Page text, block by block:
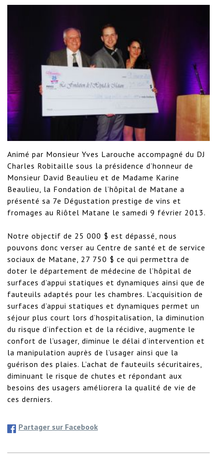
Animé par Monsieur Yves Larouche accompagné du DJ
Charles Robitaille sous la présidence d’honneur de
Monsieur David Beaulieu et de Madame Karine
Beaulieu, la Fondation de l’hôpital de Matane a
présenté sa 7e Dégustation prestige de vins et
fromages au Riôtel Matane le samedi 9 février 2013.
Notre objectif de 25 000 $ est dépassé, nous
pouvons donc verser au Centre de santé et de service
sociaux de Matane, 27 750 $ ce qui permettra de
doter le département de médecine de l’hôpital de
surfaces d’appui statiques et dynamiques ainsi que de
fauteuils adaptés pour les chambres. L’acquisition de
surfaces d’appui statiques et dynamiques permet un
séjour plus court lors d’hospitalisation, la diminution
du risque d’infection et de la récidive, augmente le
confort de l’usager, diminue le délai d’intervention et
la manipulation auprès de l’usager ainsi que la
guérison des plaies. L’achat de fauteuils sécuritaires,
diminuant le risque de chutes et répondant aux
besoins des usagers améliorera la qualité de vie de
ces derniers.
Partager sur Facebook